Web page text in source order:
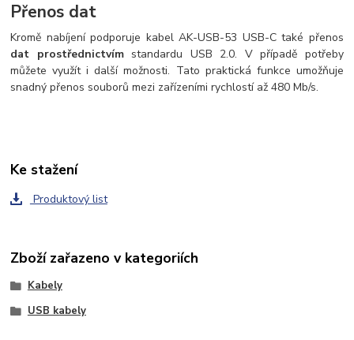
Přenos dat
Kromě nabíjení podporuje kabel AK-USB-53 USB-C také přenos
dat prostřednictvímstandardu USB 2.0. V případě potřeby
můžete využít i další možnosti. Tato praktická funkce umožňuje
snadný přenos souborů mezi zařízeními rychlostí až 480 Mb/s.
Ke stažení
Produktový list
Zboží zařazeno v kategoriích
Kabely
USB kabely